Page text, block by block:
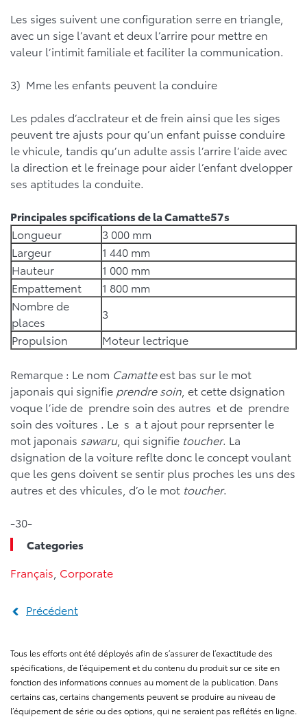
Les siges suivent une configuration serre en triangle,
avec un sige l’avant et deux l’arrire pour mettre en
valeur l’intimit familiale et faciliter la communication.
3) Mme les enfants peuvent la conduire
Les pdales d’acclrateur et de frein ainsi que les siges
peuvent tre ajusts pour qu’un enfant puisse conduire
le vhicule, tandis qu’un adulte assis l’arrire l’aide avec
la direction et le freinage pour aider l’enfant dvelopper
ses aptitudes la conduite.
Principales spcifications de la Camatte57s
Longueur
3 000 mm
Largeur
1 440 mm
Hauteur
1 000 mm
Empattement
1 800 mm
Nombre de
places
3
Propulsion
Moteur lectrique
Remarque : Le nom Camatteest bas sur le mot
japonais qui signifie prendre soin , et cette dsignation
voque l’ide de prendre soin des autres et de prendre
soin des voitures . Le s a t ajout pour reprsenter le
mot japonais sawaru, qui signifie toucher. La
dsignation de la voiture reflte donc le concept voulant
que les gens doivent se sentir plus proches les uns des
autres et des vhicules, d’o le mot toucher.
-30-
Categories
Français Corporate
Précédent
Tous les efforts ont été déployés afin de s’assurer de l’exactitude des
spécifications, de l’équipement et du contenu du produit sur ce site en
fonction des informations connues au moment de la publication. Dans
certains cas, certains changements peuvent se produire au niveau de
l’équipement de série ou des options, qui ne seraient pas reflétés en ligne.